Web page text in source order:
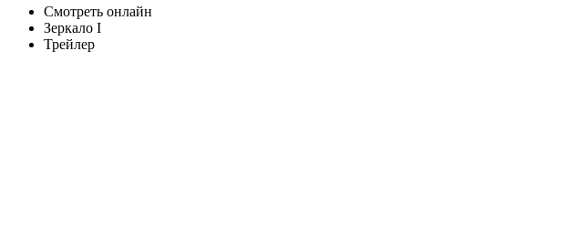
Смотреть онлайн
Зеркало I
Трейлер